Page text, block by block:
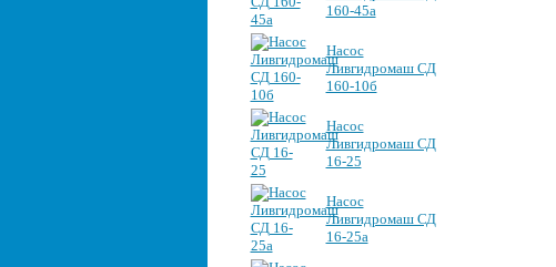
160-45а
Насос
Ливгидромаш СД
160-10б
Насос
Ливгидромаш СД
16-25
Насос
Ливгидромаш СД
16-25а